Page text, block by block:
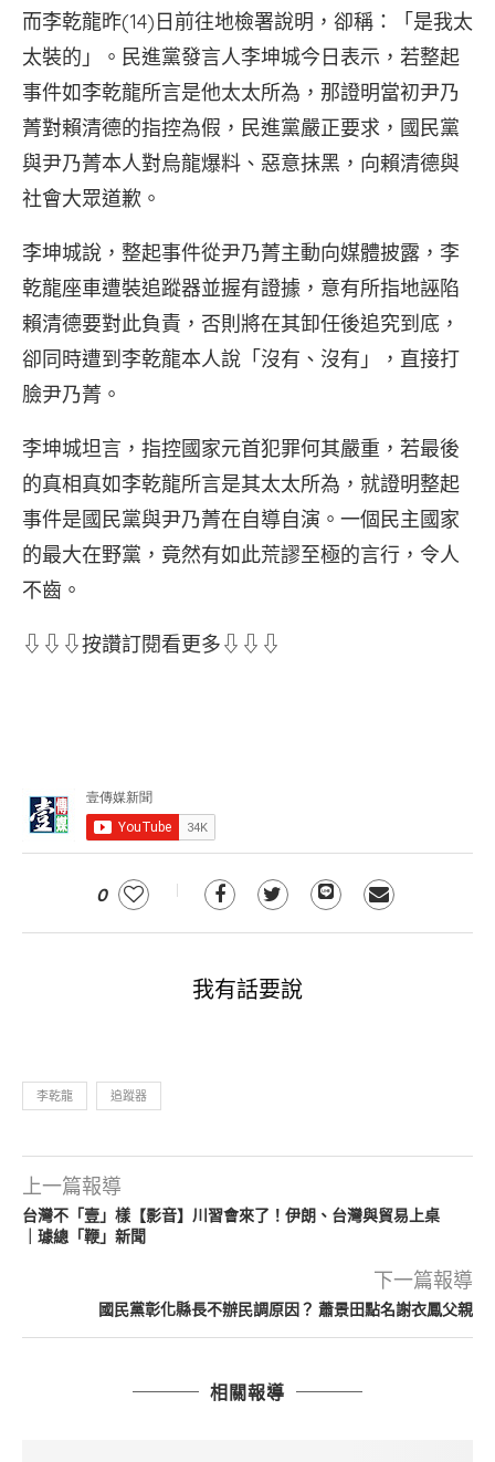
而李乾龍昨(14)日前往地檢署說明，卻稱：「是我太
太裝的」。民進黨發言人李坤城今日表示，若整起
事件如李乾龍所言是他太太所為，那證明當初尹乃
菁對賴清德的指控為假，民進黨嚴正要求，國民黨
與尹乃菁本人對烏龍爆料、惡意抹黑，向賴清德與
社會大眾道歉。
李坤城說，整起事件從尹乃菁主動向媒體披露，李
乾龍座車遭裝追蹤器並握有證據，意有所指地誣陷
賴清德要對此負責，否則將在其卸任後追究到底，
卻同時遭到李乾龍本人說「沒有、沒有」，直接打
臉尹乃菁。
李坤城坦言，指控國家元首犯罪何其嚴重，若最後
的真相真如李乾龍所言是其太太所為，就證明整起
事件是國民黨與尹乃菁在自導自演。一個民主國家
的最大在野黨，竟然有如此荒謬至極的言行，令人
不齒。
⇩⇩⇩按讚訂閱看更多⇩⇩⇩
0
我有話要說
李乾龍 追蹤器
上一篇報導
台灣不「壹」樣【影音】川習會來了！伊朗、台灣與貿易上桌
｜璩總「鞭」新聞
下一篇報導
國民黨彰化縣長不辦民調原因？ 蕭景田點名謝衣鳳父親
相關報導